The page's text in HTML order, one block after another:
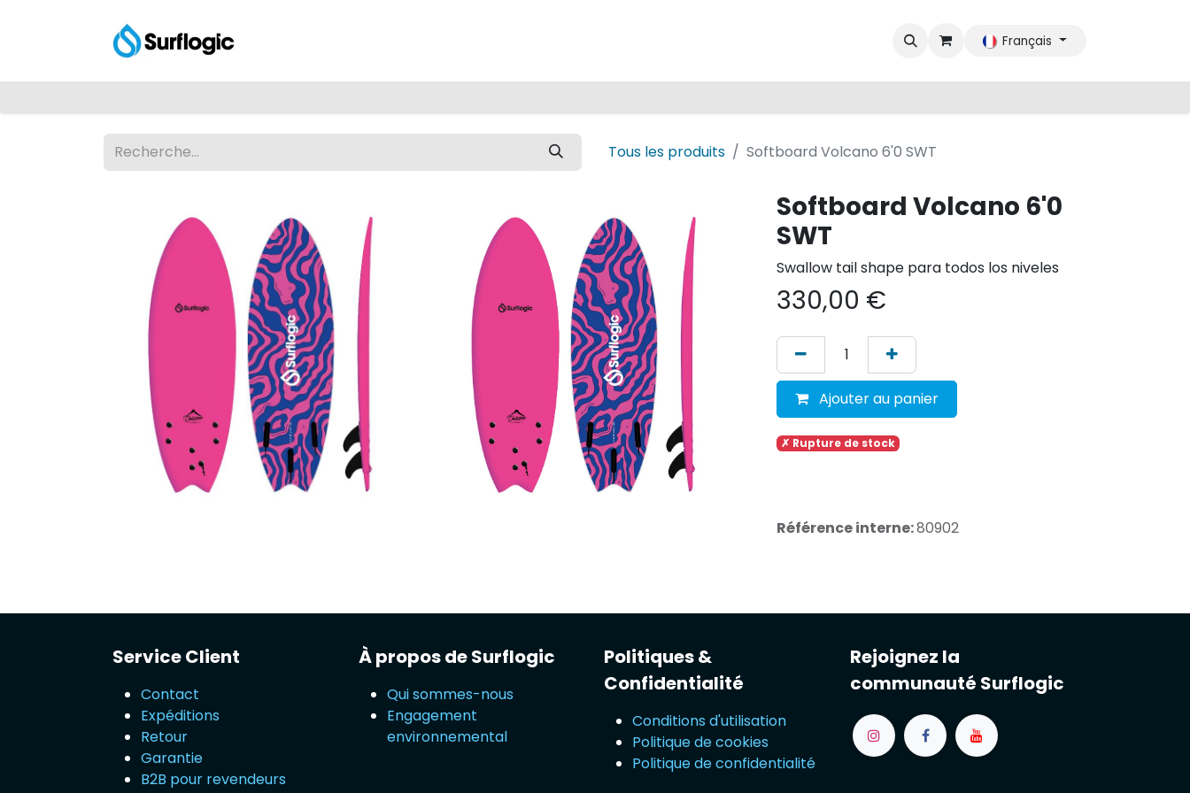
Français
Tous les produits Softboard Volcano 6'0 SWT
Softboard Volcano 6'0
SWT
Swallow tail shape para todos los niveles
330,00 €
Ajouter au panier
✗ Rupture de stock
Référence interne:80902
Service Client
Contact
Expéditions
Retour
Garantie
B2B pour revendeurs
À propos de Surflogic
Qui sommes-nous
Engagement
environnemental
Politiques &
Confidentialité
Conditions d'utilisation
Politique de cookies
Politique de confidentialité
Rejoignez la
communauté Surflogic